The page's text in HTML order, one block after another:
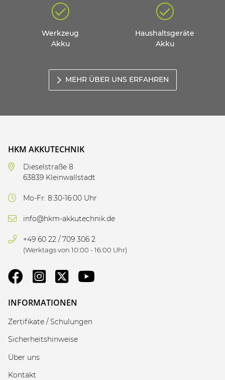
Werkzeug
Akku
Haushaltsgeräte
Akku
MEHR ÜBER UNS ERFAHREN
HKM AKKUTECHNIK
Dieselstraße 8
63839 Kleinwallstadt
Mo-Fr: 8:30-16:00 Uhr
info@hkm-akkutechnik.de
+49 60 22 / 709 306 2
(Werktags von 10:00 - 16:00 Uhr)
INFORMATIONEN
Zertifikate / Schulungen
Sicherheitshinweise
Über uns
Kontakt